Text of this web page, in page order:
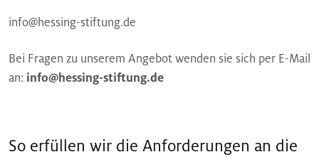
info@hessing-stiftung.de
Bei Fragen zu unserem Angebot wenden sie sich per E-Mail
an: info@hessing-stiftung.de
So erfüllen wir die Anforderungen an die